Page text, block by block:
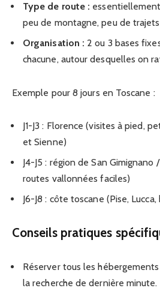
Type de route :
peu de montagne, peu de
Organisation : 2 ou 3 bases
chacune, autour desquelles on
Exemple pour 8 jours en Toscane :
J1-J3 : Florence (visites à pied,
et Sienne)
J4-J5 : région de San Gimignano
routes vallonnées faciles)
J6-J8 : côte toscane (Pise,
Conseils pratiques
Réserver tous les
la recherche de dernière minute.